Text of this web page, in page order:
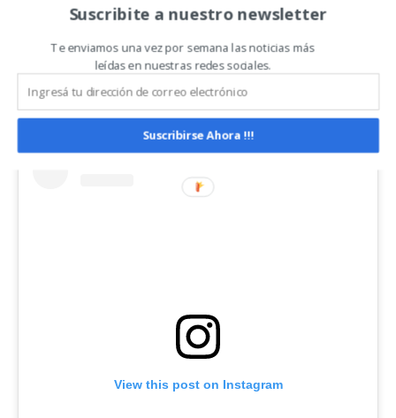
https://www.facebook.com/acsoja/
https://www.instagram.com/acsoja/
https://www.twitter.com/acsoja_arg
View this post on Instagram
Suscribite a nuestro newsletter
Te enviamos una vez por semana las noticias más
leídas en nuestras redes sociales.
Suscribirse Ahora !!!